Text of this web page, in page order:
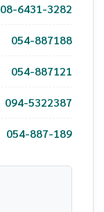
08-6431-3282
054-887188
054-887121
094-5322387
054-887-189